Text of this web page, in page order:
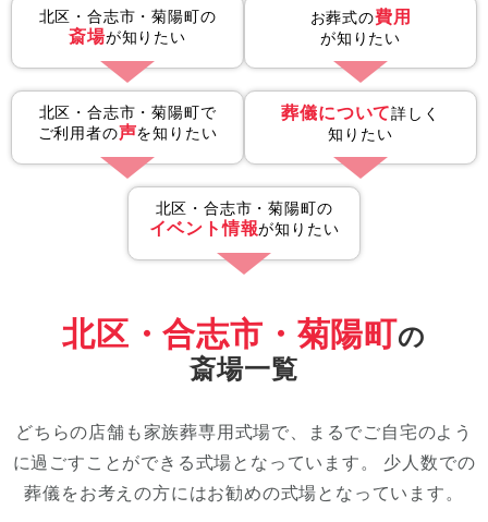
北区・合志市・菊陽町の
斎場が知りたい
お葬式の費用
が知りたい
北区・合志市・菊陽町で
ご利用者の声を知りたい
葬儀について詳しく
知りたい
北区・合志市・菊陽町の
イベント情報が知りたい
北区・合志市・菊陽町の
斎場一覧
どちらの店舗も家族葬専用式場で、まるでご自宅のよう
に過ごすことができる式場となっています。
少人数での
葬儀をお考えの方にはお勧めの式場となっています。